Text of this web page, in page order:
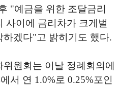
"예금을 위한 조달금리
사이에 금리차가 크게 벌
하겠다"고 밝히기도 했다.
위원회는 이날 정례회의에
에서 연 1.0%로 0.25%포인